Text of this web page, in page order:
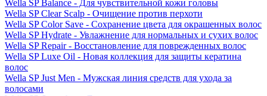
Wella SP Balance - Для чувствительной кожи головы
Wella SP Clear Scalp - Очищение против перхоти
Wella SP Color Save - Сохранение цвета для окрашенных волос
Wella SP Hydrate - Увлажнение для нормальных и сухих волос
Wella SP Repair - Восстановление для поврежденных волос
Wella SP Luxe Oil - Новая коллекция для защиты кератина
волос
Wella SP Just Men - Мужская линия средств для ухода за
волосами